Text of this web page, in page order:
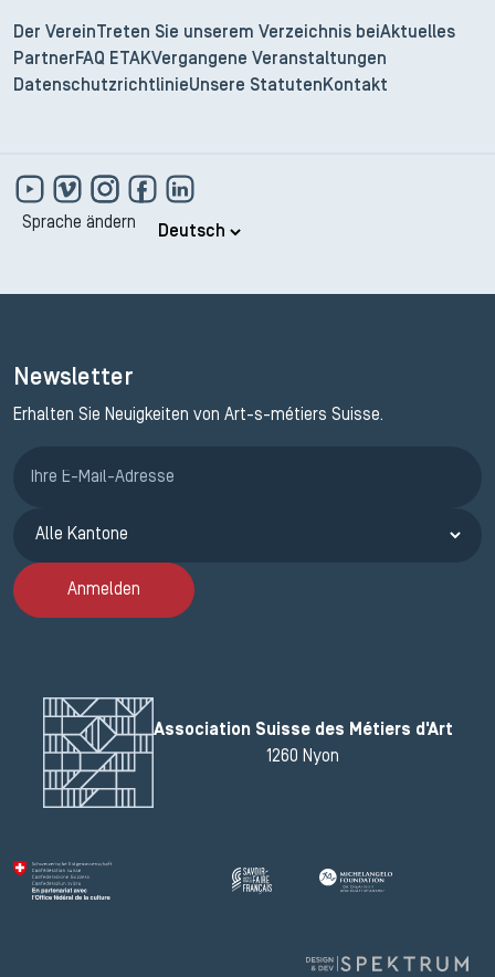
Der Verein Treten Sie unserem Verzeichnis bei Aktuelles
Partner FAQ ETAKVergangene Veranstaltungen
DatenschutzrichtlinieUnsere Statuten Kontakt
Sprache ändern
Newsletter
Erhalten Sie Neuigkeiten von Art-s-métiers Suisse.
Anmelden
Association Suisse des Métiers d'Art
1260 Nyon